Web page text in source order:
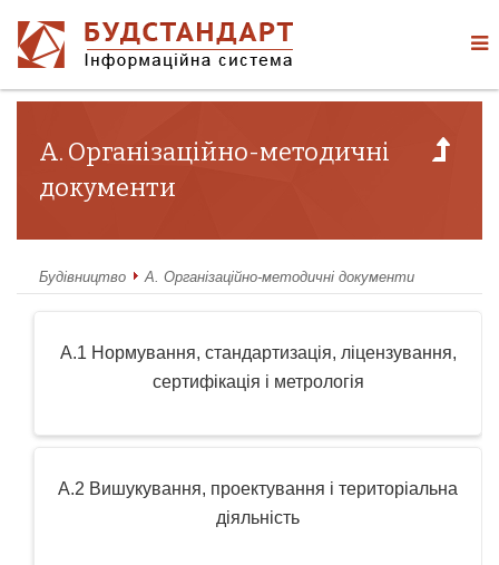
А. Організаційно-методичні
документи
Будівництво А. Організаційно-методичні документи
А.1 Нормування, стандартизація, ліцензування,
сертифікація і метрологія
А.2 Вишукування, проектування і територіальна
діяльність